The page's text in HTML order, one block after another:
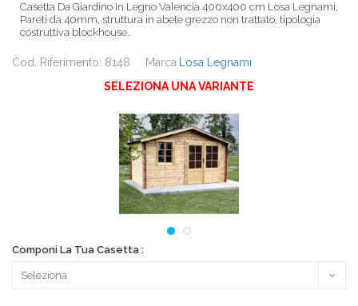
Casetta Da Giardino In Legno Valencia 400x400 cm Losa Legnami,
Pareti da 40mm, struttura in abete grezzo non trattato, tipologia
costruttiva blockhouse.
Cod. Riferimento: 8148 Marca: Losa Legnami
SELEZIONA UNA VARIANTE
Componi La Tua Casetta :